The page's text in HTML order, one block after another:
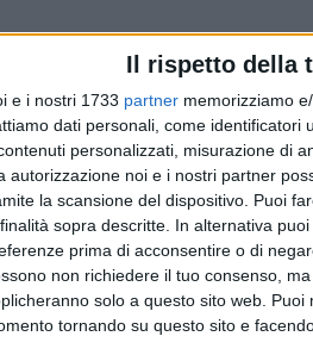
Il rispetto della
e i nostri 1733 partner memorizziamo
dati personali, come identificatori
personalizzati, misurazione di
autorizzazione noi e i nostri partner
la scansione del dispositivo. Puoi
sopra descritte. In alternativa
prima di acconsentire o di
non richiedere il tuo consenso,
solo a questo sito web.
tornando su questo sito e
SETTEMBRE 2010
11: la tana teatro da amare
e il programma del progetto teatrale
SETTEMBRE 2010
Christian, il più sorridente tra gli
ricordare la morte del giovane Miani
SETTEMBRE 2010
Sport a S. Giovanni Apostolo